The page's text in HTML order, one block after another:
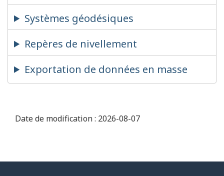
Systèmes géodésiques
Repères de nivellement
Exportation de données en masse
Date de modification : 2026-08-07